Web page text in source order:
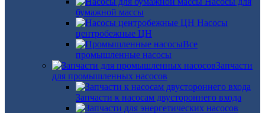
бумажной массы
Насосы
центробежные ЦН
Все
промышленные насосы
Запчасти
для промышленных насосов
Запчасти к насосам двустороннего входа